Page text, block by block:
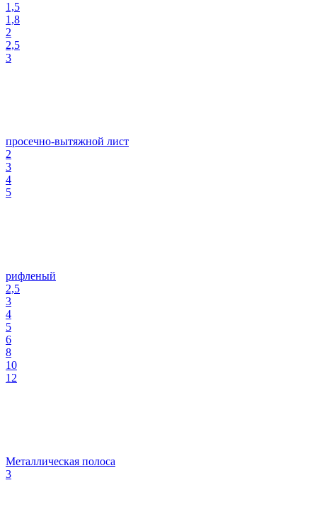
1,5
1,8
2
2,5
3
просечно-вытяжной лист
2
3
4
5
рифленый
2,5
3
4
5
6
8
10
12
Металлическая полоса
3